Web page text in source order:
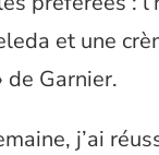
et une
de Garnier.
j’ai